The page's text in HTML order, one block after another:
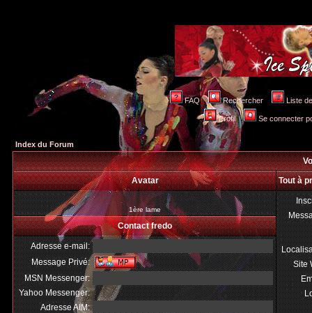
FAQ Rechercher Liste
Profil Se connecter
Index du Forum
Avatar
Tout à
1ère lame
Site
Contact fredo
Adresse e-mail:
Message Privé:
MSN Messenger:
Yahoo Messenger:
Adresse AIM: